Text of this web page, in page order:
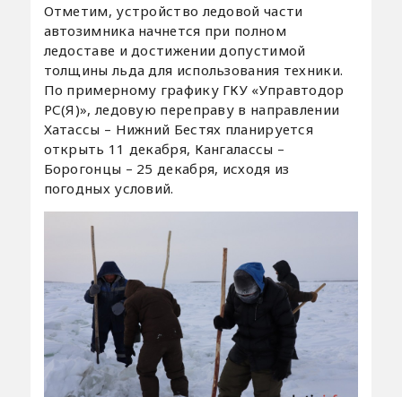
Отметим, устройство ледовой части
автозимника начнется при полном
ледоставе и достижении допустимой
толщины льда для использования техники.
По примерному графику ГКУ «Управтодор
РС(Я)», ледовую переправу в направлении
Хатассы – Нижний Бестях планируется
открыть 11 декабря, Кангалассы –
Борогонцы – 25 декабря, исходя из
погодных условий.